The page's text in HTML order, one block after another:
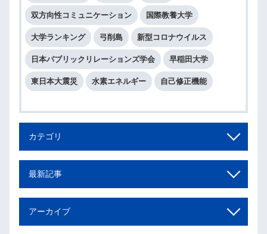
双方向性コミュニケーション 国際教養大学
大学ランキング 弓削島 新型コロナウイルス
日本パブリックリレーションズ学会 早稲田大学
東日本大震災 水素エネルギー 自己修正機能
カテゴリ
最新記事
アーカイブ